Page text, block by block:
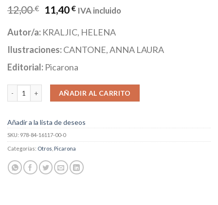
12,00€ 11,40€ IVA incluido
Autor/a: KRALJIC, HELENA
Ilustraciones:CANTONE, ANNA LAURA
Editorial: Picarona
El cuento del lobo cantidad
AÑADIR AL CARRITO
Añadir a la lista de deseos
SKU: 978-84-16117-00-0
Categorías: Otros Picarona